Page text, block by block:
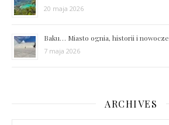
20 maja 2026
Baku… Miasto ognia, historii i
7 maja 2026
ARCHIVES